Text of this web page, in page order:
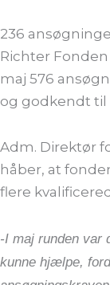
236
Richter
maj 576
og godkendt til
Adm. Direktør
håber, at
flere
-I maj runden var
kunne hjælpe,